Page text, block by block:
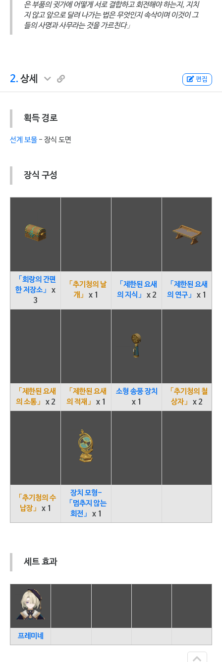
은 부품의 귓가에 어떻게 서로 결합하고 회전해야 하는지, 지치
지 않고 앞으로 달려 나가는 법은 무엇인지 속삭이며 이것이 그
들의 사명과 사무라는 것을 가르친다」
2. 상세 편집
획득 경로
선계 보물 - 장식 도면
장식 구성
「회랑의 간편
한 저장소」
x
3
「추기청의 날
개」 x 1
「제한된 요새
의 지식」 x 2
「제한된 요새
의 연구」
x 1
「제한된 요새
의 소통」 x 2
「제한된 요새
의 적재」
x 1
소형 송풍 장치
x 1
「추기청의 철
상자」 x 2
「추기청의 수
납장」
x 1
장치 모형-
「멈추지 않는
회전」 x 1
세트 효과
프레미네